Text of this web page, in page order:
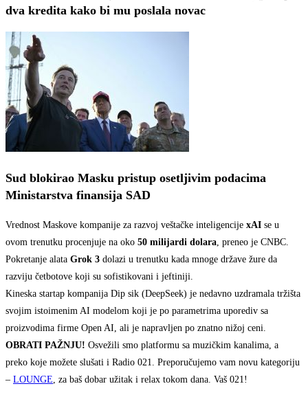
dva kredita kako bi mu poslala novac
Sud blokirao Masku pristup osetljivim podacima
Ministarstva finansija SAD
Vrednost Maskove kompanije za razvoj veštačke inteligencije xAI se u
ovom trenutku procenjuje na oko 50 milijardi dolara , preneo je CNBC.
Pokretanje alata Grok 3 dolazi u trenutku kada mnoge države žure da
razviju četbotove koji su sofistikovani i jeftiniji.
Kineska startap kompanija Dip sik (DeepSeek) je nedavno uzdramala tržišta
svojim istoimenim AI modelom koji je po parametrima uporediv sa
proizvodima firme Open AI, ali je napravljen po znatno nižoj ceni.
OBRATI PAŽNJU! Osvežili smo platformu sa muzičkim kanalima, a
preko koje možete slušati i Radio 021. Preporučujemo vam novu kategoriju
– LOUNGE , za baš dobar užitak i relax tokom dana. Vaš 021!